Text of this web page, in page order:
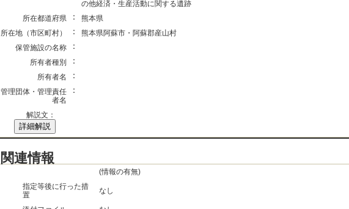
の他経済・生産活動に関する遺跡
所在都道府県
：
熊本県
所在地（市区町村）
：
熊本県阿蘇市・阿蘇郡産山村
保管施設の名称
：
所有者種別 ：
所有者名 ：
管理団体・管理責任
者名
：
解説文：
詳細解説
関連情報
(情報の有無)
指定等後に行った措
置
なし